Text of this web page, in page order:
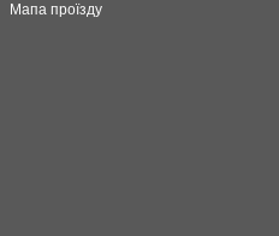
Мапа проїзду